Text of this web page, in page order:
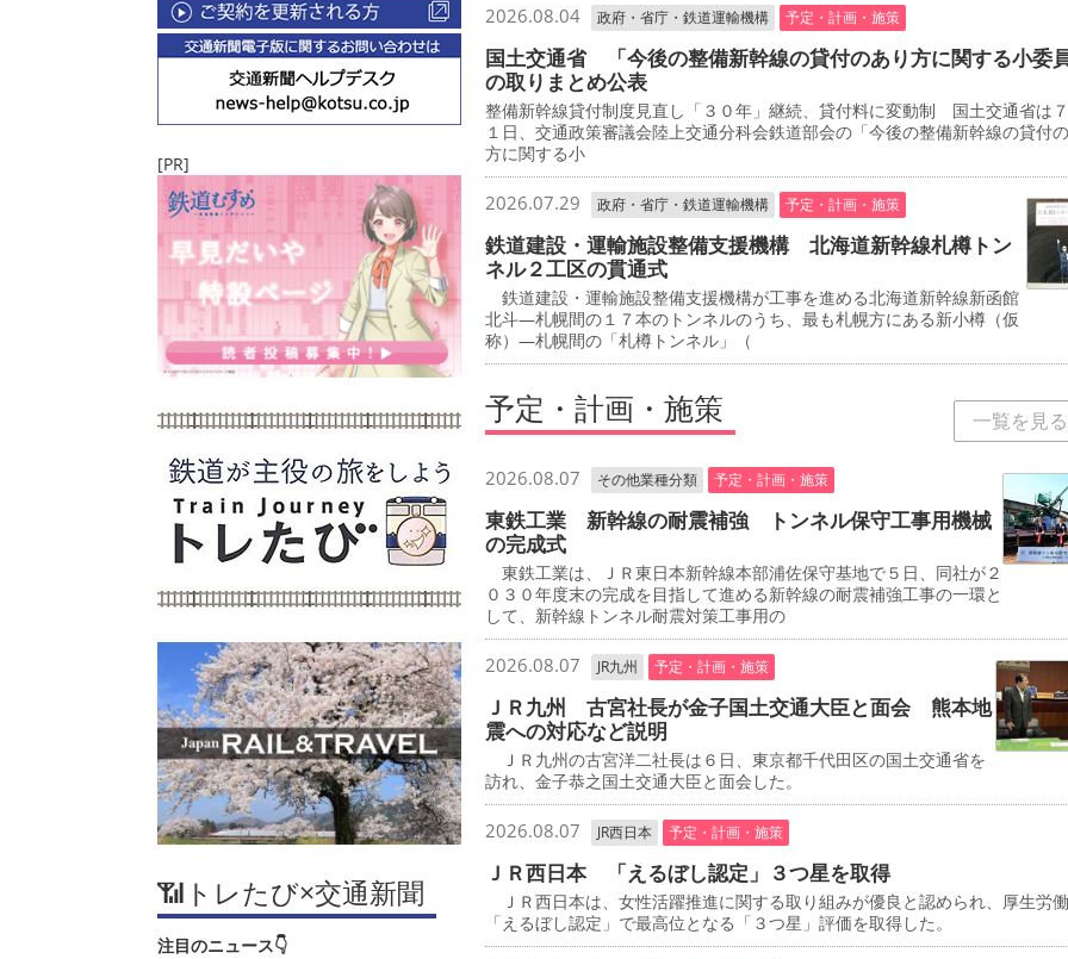
[PR]
📶トレたび×交通新聞
注目のニュース👇
2026.08.04 政府・省庁・鉄道運輸機構 予定・計画・施策
国土交通省 「今後の整備新幹線の貸付のあり方に関する小委
の取りまとめ公表
整備新幹線貸付制度見直し「３０年」継続、貸付料に変動制 国土交通省は
１日、交通政策審議会陸上交通分科会鉄道部会の「今後の整備新幹線の貸付
方に関する小
2026.07.29 政府・省庁・鉄道運輸機構 予定・計画・施策
鉄道建設・運輸施設整備支援機構 北海道新幹線札樽トン
ネル２工区の貫通式
鉄道建設・運輸施設整備支援機構が工事を進める北海道新幹線新函館
北斗―札幌間の１７本のトンネルのうち、最も札幌方にある新小樽（仮
称）―札幌間の「札樽トンネル」（
予定・計画・施策 一覧を見る
2026.08.07 その他業種分類 予定・計画・施策
東鉄工業 新幹線の耐震補強 トンネル保守工事用機械
の完成式
東鉄工業は、ＪＲ東日本新幹線本部浦佐保守基地で５日、同社が２
０３０年度末の完成を目指して進める新幹線の耐震補強工事の一環と
して、新幹線トンネル耐震対策工事用の
2026.08.07 JR九州 予定・計画・施策
ＪＲ九州 古宮社長が金子国土交通大臣と面会 熊本地
震への対応など説明
ＪＲ九州の古宮洋二社長は６日、東京都千代田区の国土交通省を
訪れ、金子恭之国土交通大臣と面会した。
2026.08.07 JR西日本 予定・計画・施策
ＪＲ西日本 「えるぼし認定」３つ星を取得
ＪＲ西日本は、女性活躍推進に関する取り組みが優良と認められ、厚生労
「えるぼし認定」で最高位となる「３つ星」評価を取得した。